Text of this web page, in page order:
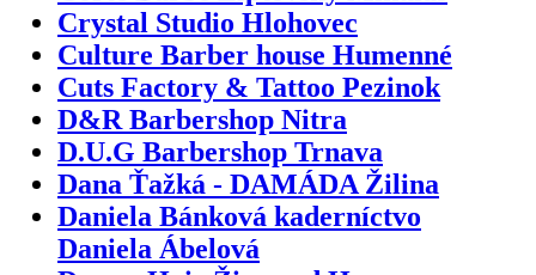
Crystal Studio Hlohovec
Culture Barber house Humenné
Cuts Factory & Tattoo Pezinok
D&R Barbershop Nitra
D.U.G Barbershop Trnava
Dana Ťažká - DAMÁDA Žilina
Daniela Bánková kaderníctvo
Daniela Ábelová